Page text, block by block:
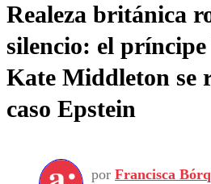
Realeza británica
silencio: el
Kate Middleton se
caso Epstein
por Francisca